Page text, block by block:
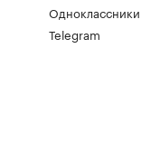
Одноклассники
Telegram